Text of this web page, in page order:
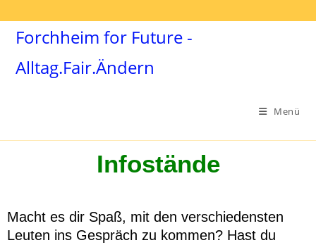
Forchheim for Future -
Alltag.Fair.Ändern
Menü
Infostände
Macht es dir Spaß, mit den verschiedensten
Leuten ins Gespräch zu kommen? Hast du